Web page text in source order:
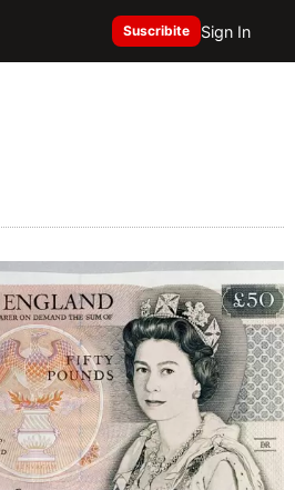
Suscribite Sign In